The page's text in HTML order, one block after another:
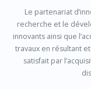
Le partenariat
recherche et le
innovants ainsi que
travaux en résultant
satisfait par